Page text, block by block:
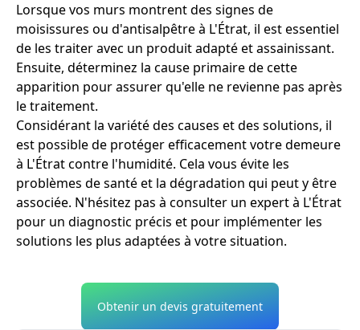
Lorsque vos murs montrent des signes de
moisissures ou d'antisalpêtre à L'Étrat, il est essentiel
de les traiter avec un produit adapté et assainissant.
Ensuite, déterminez la cause primaire de cette
apparition pour assurer qu'elle ne revienne pas après
le traitement.
Considérant la variété des causes et des solutions, il
est possible de protéger efficacement votre demeure
à L'Étrat contre l'humidité. Cela vous évite les
problèmes de santé et la dégradation qui peut y être
associée. N'hésitez pas à consulter un expert à L'Étrat
pour un diagnostic précis et pour implémenter les
solutions les plus adaptées à votre situation.
Obtenir un devis gratuitement